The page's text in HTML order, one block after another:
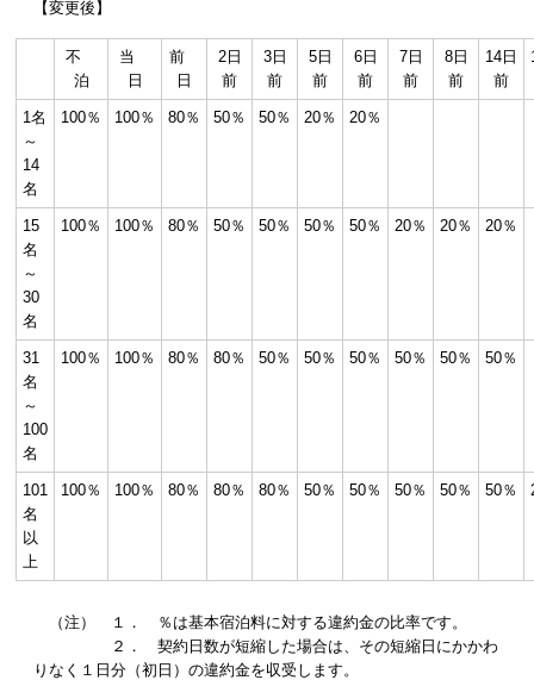
【変更後】
不
泊
当
日
前
日
2日
前
3日
前
5日
前
6日
前
7日
前
8日
前
14日
前
1名
～
14
名
100％ 100％ 80％ 50％ 50％ 20％ 20％
15
名
～
30
名
100％ 100％ 80％ 50％ 50％ 50％ 50％ 20％ 20％ 20％
31
名
～
100
名
100％ 100％ 80％ 80％ 50％ 50％ 50％ 50％ 50％ 50％
101
名
以
上
100％ 100％ 80％ 80％ 80％ 50％ 50％ 50％ 50％ 50％
（注） １． ％は基本宿泊料に対する違約金の比率です。
２． 契約日数が短縮した場合は、その短縮日にかかわ
りなく１日分（初日）の違約金を収受します。